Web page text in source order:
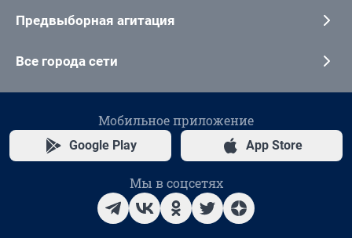
Предвыборная агитация
Все города сети
Мобильное приложение
Google Play App Store
Мы в соцсетях